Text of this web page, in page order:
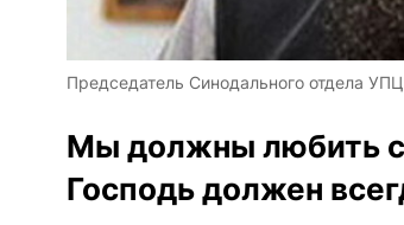
Председатель Синодального отдела
Мы должны любить
Господь должен